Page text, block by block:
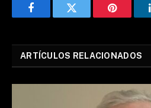
FacebookTwitter Pinterest
ARTÍCULOS RELACIONADOS